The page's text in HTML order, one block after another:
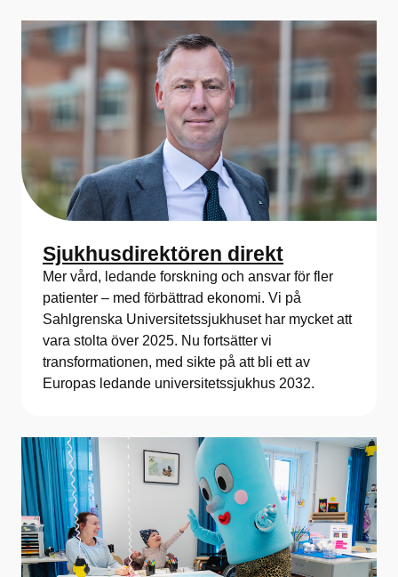
Sjukhusdirektören direkt
Mer vård, ledande forskning och ansvar för fler
patienter – med förbättrad ekonomi. Vi på
Sahlgrenska Universitetssjukhuset har mycket att
vara stolta över 2025. Nu fortsätter vi
transformationen, med sikte på att bli ett av
Europas ledande universitetssjukhus 2032.